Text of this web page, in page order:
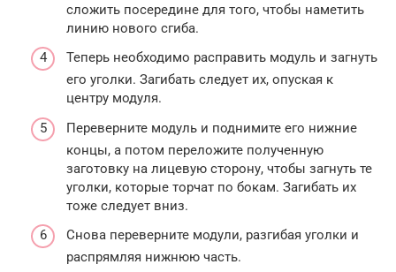
сложить посередине для того, чтобы наметить
линию нового сгиба.
Теперь необходимо расправить модуль и загнуть
его уголки. Загибать следует их, опуская к
центру модуля.
Переверните модуль и поднимите его нижние
концы, а потом переложите полученную
заготовку на лицевую сторону, чтобы загнуть те
уголки, которые торчат по бокам. Загибать их
тоже следует вниз.
Снова переверните модули, разгибая уголки и
распрямляя нижнюю часть.